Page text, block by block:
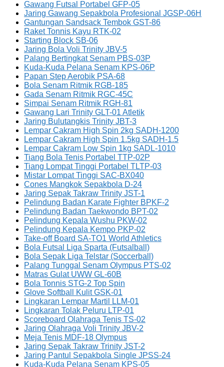
Gawang Futsal Portabel GFP-05
Jaring Gawang Sepakbola Profesional JGSP-06H
Gantungan Sandsack Tembok GST-86
Raket Tonnis Kayu RTK-02
Starting Block SB-06
Jaring Bola Voli Trinity JBV-5
Palang Bertingkat Senam PBS-03P
Kuda-Kuda Pelana Senam KPS-06P
Papan Step Aerobik PSA-68
Bola Senam Ritmik RGB-185
Gada Senam Ritmik RGC-45C
Simpai Senam Ritmik RGH-81
Gawang Lari Trinity GLT-01 Atletik
Jaring Bulutangkis Trinity JBT-3
Lempar Cakram High Spin 2kg SADH-1200
Lempar Cakram High Spin 1.5kg SADH-1.5
Lempar Cakram Low Spin 1kg SADL-1010
Tiang Bola Tenis Portabel TTP-02P
Tiang Lompat Tinggi Portabel TLTP-03
Mistar Lompat Tinggi SAC-BX040
Cones Mangkok Sepakbola D-24
Jaring Sepak Takraw Trinity JST-1
Pelindung Badan Karate Fighter BPKF-2
Pelindung Badan Taekwondo BPT-02
Pelindung Kepala Wushu PKW-02
Pelindung Kepala Kempo PKP-02
Take-off Board SA-TO1 World Athletics
Bola Futsal Liga Sparta (Futsalball)
Bola Sepak Liga Telstar (Soccerball)
Palang Tunggal Senam Olympus PTS-02
Matras Gulat UWW GL-60B
Bola Tonnis STG-2 Top Spin
Glove Softball Kulit GSK-01
Lingkaran Lempar Martil LLM-01
Lingkaran Tolak Peluru LTP-01
Scoreboard Olahraga Tenis TS-02
Jaring Olahraga Voli Trinity JBV-2
Meja Tenis MDF-18 Olympus
Jaring Sepak Takraw Trinity JST-2
Jaring Pantul Sepakbola Single JPSS-24
Kuda-Kuda Pelana Senam KPS-05